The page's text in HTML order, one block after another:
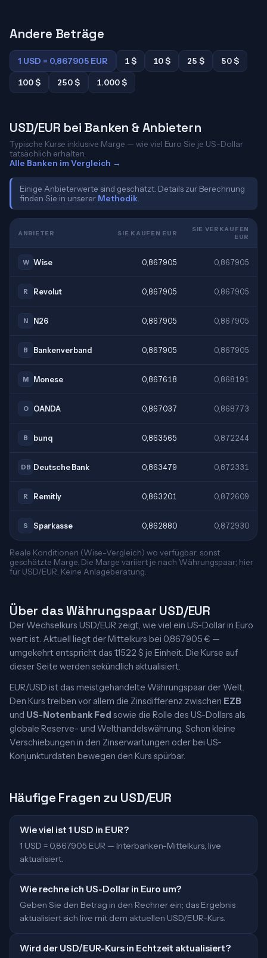
Andere Beträge
1 USD = 0,867905 EUR 1 $ 10 $ 25 $
50 $
100 $
250 $ 1.000 $
USD/EUR bei Banken & Anbietern
Typische Kurse inklusive Marge — wie viel Euro Sie je US-Dollar
tatsächlich erhalten.
Alle Banken im Vergleich →
Einige Anbieterwerte sind geschätzt. Details zur Berechnung
finden Sie in unserer Methodik
ANBIETER SIE KAUFEN EUR
SIE VERKAUFEN
EUR
W Wise 0,867905 0,867905
R Revolut 0,867905 0,867905
N N26 0,867905 0,867905
B Bankenverband 0,867905 0,867905
M Monese 0,867618 0,868191
O OANDA 0,867037 0,868773
B bunq 0,863565 0,872244
DB Deutsche Bank 0,863479 0,872331
R Remitly 0,863201 0,872609
S Sparkasse 0,862880 0,872930
Reale Konditionen (Wise-Vergleich) wo verfügbar, sonst
geschätzte Marge. Die Marge variiert je nach Währungspaar; hier
für USD/EUR. Keine Anlageberatung.
Über das Währungspaar USD/EUR
Der Wechselkurs USD/EUR zeigt, wie viel ein US-Dollar in Euro
wert ist. Aktuell liegt der Mittelkurs bei 0,867905 € —
umgekehrt entspricht das 1,1522 $ je Einheit. Die Kurse auf
dieser Seite werden sekündlich aktualisiert.
EUR/USD ist das meistgehandelte Währungspaar der Welt.
Den Kurs treiben vor allem die Zinsdifferenz zwischen EZB
und US-Notenbank Fed sowie die Rolle des US-Dollars als
globale Reserve- und Welthandelswährung. Schon kleine
Verschiebungen in den Zinserwartungen oder bei US-
Konjunkturdaten bewegen den Kurs spürbar.
Häufige Fragen zu USD/EUR
Wie viel ist 1 USD in EUR?
1 USD = 0,867905 EUR — Interbanken-Mittelkurs, live
aktualisiert.
Wie rechne ich US-Dollar in Euro um?
Geben Sie den Betrag in den Rechner ein; das Ergebnis
aktualisiert sich live mit dem aktuellen USD/EUR-Kurs.
Wird der USD/EUR-Kurs in Echtzeit aktualisiert?